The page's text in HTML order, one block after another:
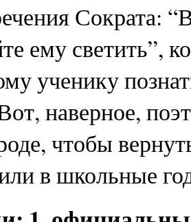
Сократа:
ему светить”,
ученику
наверное,
чтобы
в школьные